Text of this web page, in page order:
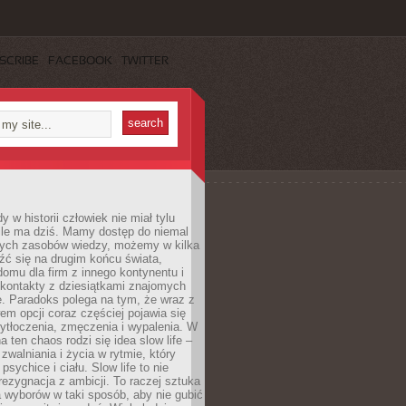
FACEBOOK TWITTER
w historii człowiek nie miał tylu
ma dziś. Mamy dostęp do niemal
zasobów wiedzy, możemy w kilka
się na drugim końcu świata,
dla firm z innego kontynentu i
z dziesiątkami znajomych
Paradoks polega na tym, że wraz z
opcji coraz częściej pojawia się
zmęczenia i wypalenia. W
ten chaos rodzi się idea slow life –
i życia w rytmie, który
psychice i ciału. Slow life to nie
z ambicji. To raczej sztuka
wyborów w taki sposób, aby nie gubić